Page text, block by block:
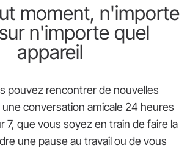
moment, n'importe
n'importe quel
appareil
pouvez rencontrer de nouvelles
conversation amicale 24 heures
7, que vous soyez en train de faire la
une pause au travail ou de vous